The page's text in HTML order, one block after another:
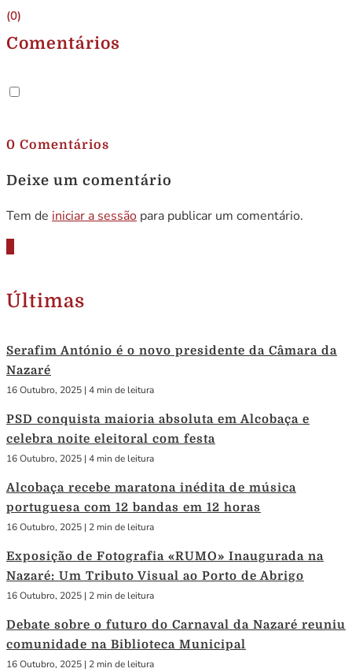
(0)
Comentários
0 Comentários
Deixe um comentário
Tem de iniciar a sessão para publicar um comentário.
Últimas
Serafim António é o novo presidente da Câmara da
Nazaré
16 Outubro, 2025 | 4 min de leitura
PSD conquista maioria absoluta em Alcobaça e
celebra noite eleitoral com festa
16 Outubro, 2025 | 4 min de leitura
Alcobaça recebe maratona inédita de música
portuguesa com 12 bandas em 12 horas
16 Outubro, 2025 | 2 min de leitura
Exposição de Fotografia «RUMO» Inaugurada na
Nazaré: Um Tributo Visual ao Porto de Abrigo
16 Outubro, 2025 | 2 min de leitura
Debate sobre o futuro do Carnaval da Nazaré reuniu
comunidade na Biblioteca Municipal
16 Outubro, 2025 | 2 min de leitura